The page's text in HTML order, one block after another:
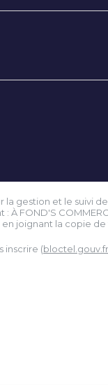
la gestion et le suivi
FOND'S
joignant la copie
inscrire (bloctel.gouv.fr